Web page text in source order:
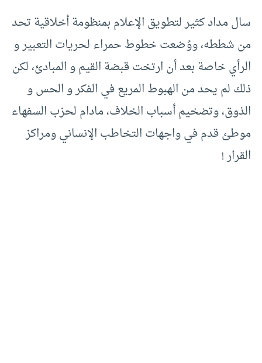
سال مداد كثير لتطويق الإعلام بمنظومة أخلاقية تحد
من شططه، ووُضعت خطوط حمراء لحريات التعبير و
الرأي خاصة بعد أن ارتخت قبضة القيم و المبادئ، لكن
ذلك لم يحد من الهبوط المريع في الفكر و الحس و
الذوق، وتضخيم أسباب الخلاف، مادام لحزب السفهاء
موطئ قدم في واجهات التخاطب الإنساني ومراكز
القرار !